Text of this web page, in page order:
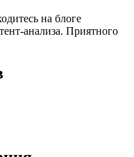
на блоге
анализа. Приятного